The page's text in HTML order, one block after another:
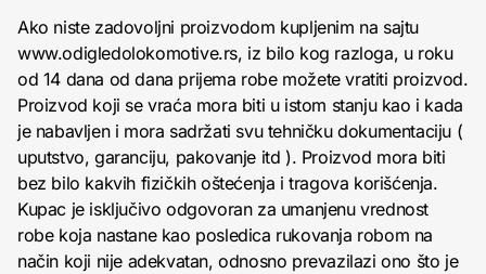
Ako niste zadovoljni proizvodom kupljenim na sajtu
www.odigledolokomotive.rs, iz bilo kog razloga, u roku
od 14 dana od dana prijema robe možete vratiti proizvod.
Proizvod koji se vraća mora biti u istom stanju kao i kada
je nabavljen i mora sadržati svu tehničku dokumentaciju (
uputstvo, garanciju, pakovanje itd ). Proizvod mora biti
bez bilo kakvih fizičkih oštećenja i tragova korišćenja.
Kupac je isključivo odgovoran za umanjenu vrednost
robe koja nastane kao posledica rukovanja robom na
način koji nije adekvatan, odnosno prevazilazi ono što je